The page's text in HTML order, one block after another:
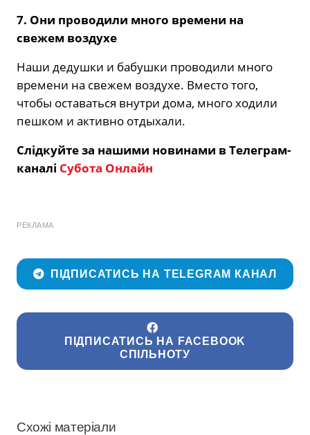
7. Они проводили много времени на
свежем воздухе
Наши дедушки и бабушки проводили много
времени на свежем воздухе. Вместо того,
чтобы оставаться внутри дома, много ходили
пешком и активно отдыхали.
Слідкуйте за нашими новинами в Телеграм-
каналі Субота Онлайн
РЕКЛАМА
ПІДПИСАТИСЬ НА TELEGRAM КАНАЛ
ПІДПИСАТИСЬ НА FACEBOOK
СПІЛЬНОТУ
Схожі матеріали